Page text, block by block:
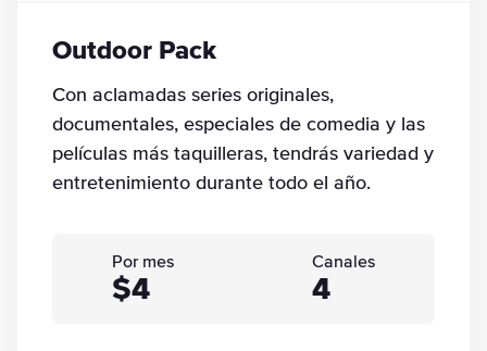
Outdoor Pack
Con aclamadas series originales,
documentales, especiales de comedia y las
películas más taquilleras, tendrás variedad y
entretenimiento durante todo el año.
Por mes
$4
Canales
4